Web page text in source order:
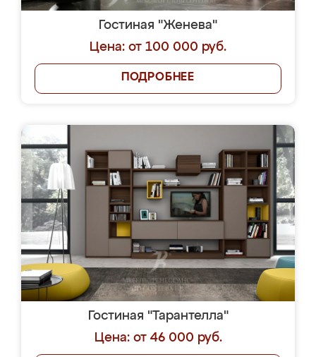
Гостиная "Женева"
Цена: от 100 000 руб.
ПОДРОБНЕЕ
Гостиная "Тарантелла"
Цена: от 46 000 руб.